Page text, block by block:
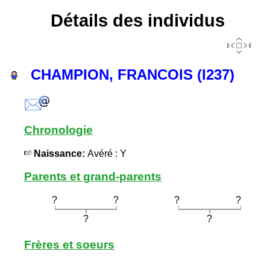
Détails des individus
CHAMPION, FRANCOIS (I237)
Chronologie
Naissance: Avéré : Y
Parents et grand-parents
? ? ?
?
?
?
Frères et soeurs